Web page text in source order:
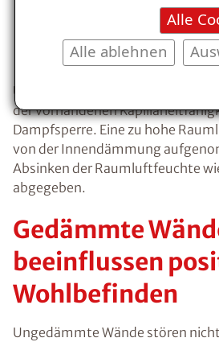
Alle
Alle ablehnen
Unsere ISOTEC-Innendämmung
der vorhandenen
Dampfsperre. Eine zu hohe
von der Innendämmung
Absinken der Raumluftfeuchte
abgegeben.
Gedämmte
beeinflussen
Wohlbefinden
Ungedämmte Wände stören